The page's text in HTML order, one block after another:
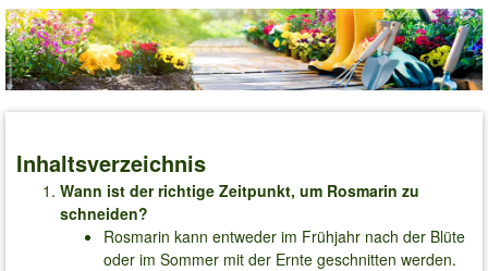
Inhaltsverzeichnis
Wann ist der richtige Zeitpunkt, um Rosmarin zu
schneiden?
Rosmarin kann entweder im Frühjahr nach der Blüte
oder im Sommer mit der Ernte geschnitten werden.